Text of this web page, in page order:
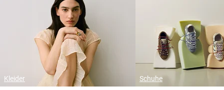
Kleider Schuhe